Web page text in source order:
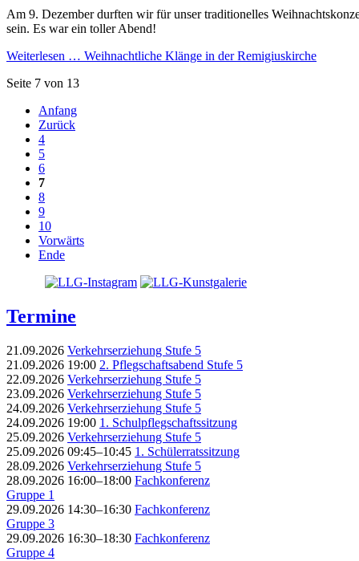
Am 9. Dezember durften wir für unser traditionelles
sein. Es war ein toller Abend!
Weiterlesen … Weihnachtliche Klänge in der Remigiuskirche
Seite 7 von 13
Anfang
Zurück
4
5
6
7
8
9
10
Vorwärts
Ende
Termine
21.09.2026 Verkehrserziehung Stufe 5
21.09.2026 19:00 2. Pflegschaftsabend Stufe 5
22.09.2026 Verkehrserziehung Stufe 5
23.09.2026 Verkehrserziehung Stufe 5
24.09.2026 Verkehrserziehung Stufe 5
24.09.2026 19:00 1. Schulpflegschaftssitzung
25.09.2026 Verkehrserziehung Stufe 5
25.09.2026 09:45–10:45 1. Schülerratssitzung
28.09.2026 Verkehrserziehung Stufe 5
28.09.2026 16:00–18:00 Fachkonferenz
Gruppe 1
29.09.2026 14:30–16:30 Fachkonferenz
Gruppe 3
29.09.2026 16:30–18:30 Fachkonferenz
Gruppe 4